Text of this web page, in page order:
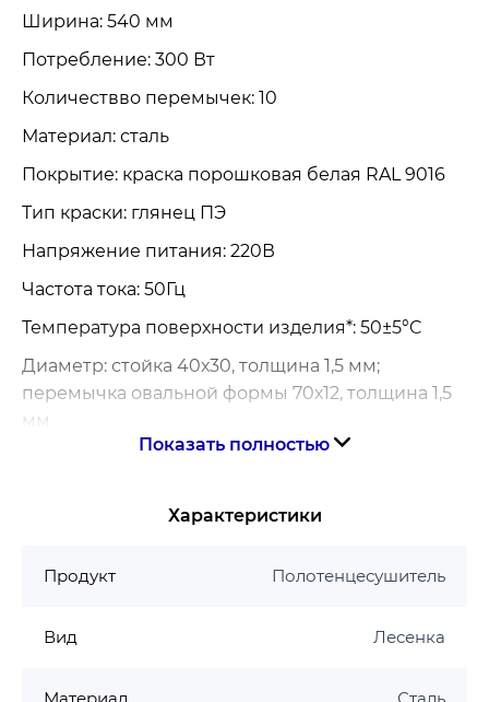
Ширина: 540 мм
Потребление: 300 Вт
Количествво перемычек: 10
Материал: сталь
Покрытие: краска порошковая белая RAL 9016
Тип краски: глянец ПЭ
Напряжение питания: 220В
Частота тока: 50Гц
Температура поверхности изделия*: 50±5°C
Диаметр: стойка 40х30, толщина 1,5 мм;
перемычка овальной формы 70х12, толщина 1,5
мм
напряжением в 1500В
Показать полностью
Характеристики
Продукт Полотенцесушитель
Вид Лесенка